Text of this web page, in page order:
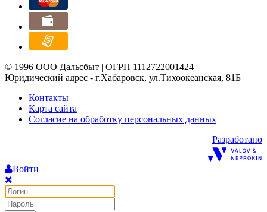
© 1996 ООО Дальсбыт | ОГРН 1112722001424
Юридический адрес - г.Хабаровск, ул.Тихоокеанская, 81Б
Контакты
Карта сайта
Согласие на обработку персональных данных
Разработано
Войти